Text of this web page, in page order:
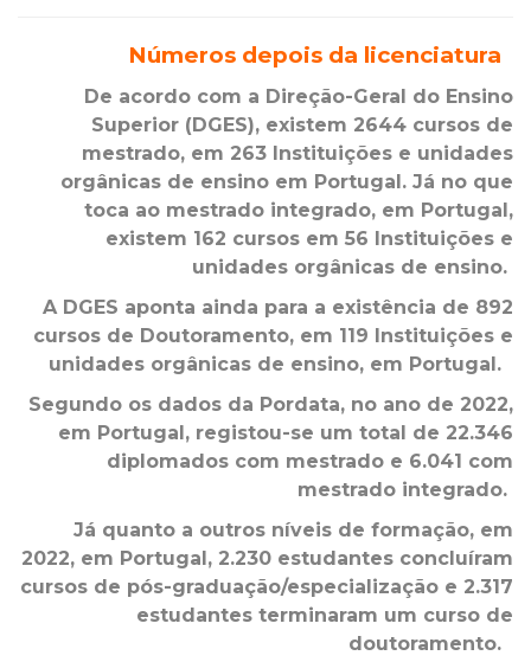
Números depois da licenciatura
De acordo com a Direção-Geral do Ensino
Superior (DGES), existem 2644 cursos de
mestrado, em 263 Instituições e unidades
orgânicas de ensino em Portugal. Já no que
toca ao mestrado integrado, em Portugal,
existem 162 cursos em 56 Instituições e
unidades orgânicas de ensino.
A DGES aponta ainda para a existência de 892
cursos de Doutoramento, em 119 Instituições e
unidades orgânicas de ensino, em Portugal.
Segundo os dados da Pordata, no ano de 2022,
em Portugal, registou-se um total de 22.346
diplomados com mestrado e 6.041 com
mestrado integrado.
Já quanto a outros níveis de formação, em
2022, em Portugal, 2.230 estudantes concluíram
cursos de pós-graduação/especialização e 2.317
estudantes terminaram um curso de
doutoramento.